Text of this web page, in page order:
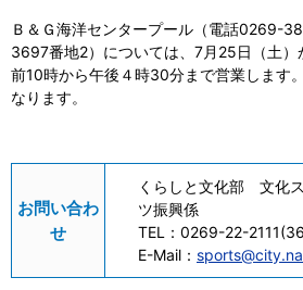
Ｂ＆Ｇ海洋センタープール（電話0269-
3697番地2）については、7月25日（土
前10時から午後４時30分まで営業します
なります。
お問い合わ
せ
くらしと文化部 文化
ツ振興係
TEL： 0269-22-
E-Mail：